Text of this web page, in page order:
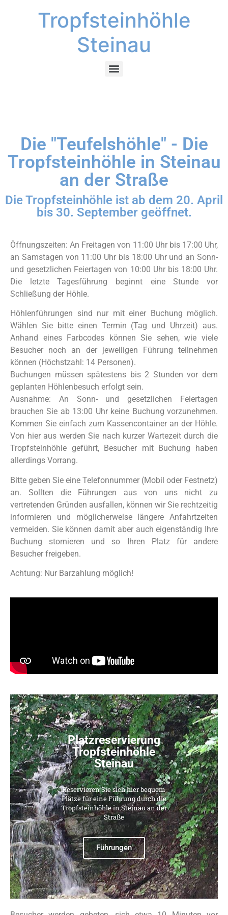
Tropfsteinhöhle
Steinau
Die "Teufelshöhle" - Die
Tropfsteinhöhle in Steinau
an der Straße
Die Tropfsteinhöhle ist ab dem 20. April
bis 30. September geöffnet.
Öffnungszeiten: An Freitagen von 11:00 Uhr bis 17:00 Uhr,
an Samstagen von 11:00 Uhr bis 18:00 Uhr und an Sonn-
und gesetzlichen Feiertagen von 10:00 Uhr bis 18:00 Uhr.
Die letzte Tagesführung beginnt eine Stunde vor
Schließung der Höhle.
Höhlenführungen sind nur mit einer Buchung möglich.
Wählen Sie bitte einen Termin (Tag und Uhrzeit) aus.
Anhand eines Farbcodes können Sie sehen, wie viele
Besucher noch an der jeweiligen Führung teilnehmen
können (Höchstzahl: 14 Personen).
Buchungen müssen spätestens bis 2 Stunden vor dem
geplanten Höhlenbesuch erfolgt sein.
Ausnahme: An Sonn- und gesetzlichen Feiertagen
brauchen Sie ab 13:00 Uhr keine Buchung vorzunehmen.
Kommen Sie einfach zum Kassencontainer an der Höhle.
Von hier aus werden Sie nach kurzer Wartezeit durch die
Tropfsteinhöhle geführt, Besucher mit Buchung haben
allerdings Vorrang.
Bitte geben Sie eine Telefonnummer (Mobil oder Festnetz)
an. Sollten die Führungen aus von uns nicht zu
vertretenden Gründen ausfallen, können wir Sie rechtzeitig
informieren und möglicherweise längere Anfahrtzeiten
vermeiden. Sie können damit aber auch eigenständig Ihre
Buchung stornieren und so Ihren Platz für andere
Besucher freigeben.
Achtung: Nur Barzahlung möglich!
Platzreservierung
Tropfsteinhöhle
Steinau
Reservieren Sie sich hier bequem
Plätze für eine Führung durch die
Tropfsteinhöhle in Steinau an der
Straße
Führungen